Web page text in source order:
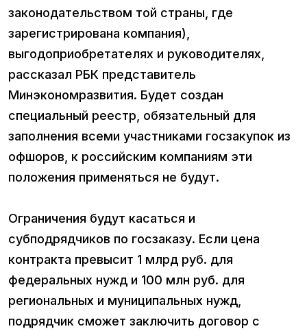
законодательством той страны, где
зарегистрирована компания),
выгодоприобретателях и руководителях,
рассказал РБК представитель
Минэкономразвития. Будет создан
специальный реестр, обязательный для
заполнения всеми участниками госзакупок из
офшоров, к российским компаниям эти
положения применяться не будут.
Ограничения будут касаться и
субподрядчиков по госзаказу. Если цена
контракта превысит 1 млрд руб. для
федеральных нужд и 100 млн руб. для
региональных и муниципальных нужд,
подрядчик сможет заключить договор с